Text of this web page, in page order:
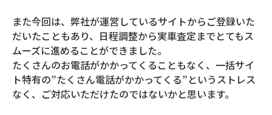
また今回は、弊社が運営しているサイトからご登録いた
だいたこともあり、日程調整から実車査定までとてもス
ムーズに進めることができました。
たくさんのお電話がかかってくることもなく、一括サイ
ト特有の”たくさん電話がかかってくる”というストレス
なく、ご対応いただけたのではないかと思います。